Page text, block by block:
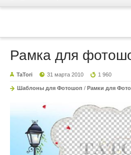
Рамка для
TaTori 31 марта 2010 1 960
Шаблоны для Фотошоп / Рамки для Фото